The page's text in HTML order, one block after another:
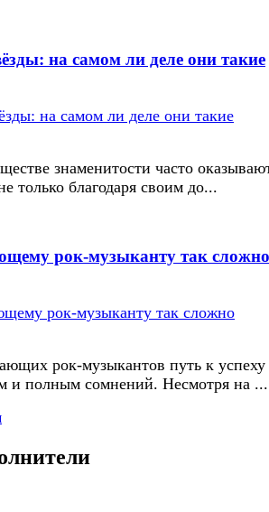
на самом ли деле они такие
знаменитости часто
только благодаря своим до...
рок-музыканту так сложно
рок-музыкантов путь к успеху
и полным сомнений. Несмотря на ...